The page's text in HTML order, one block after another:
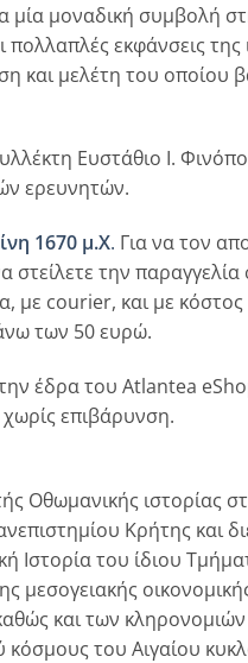
μία μοναδική συμβολή
πολλαπλές εκφάνσεις
και μελέτη του οποίου
Ευστάθιο Ι.
ερευνητών.
1670 μ.Χ. Για να τoν
στείλετε την
με courier, και με
των 50 ευρώ.
έδρα του Atlantea
επιβάρυνση.
Οθωμανικής ιστορίας
Κρήτης και
του ίδιου
μεσογειακής
και των
κόσμους του Αιγαίου